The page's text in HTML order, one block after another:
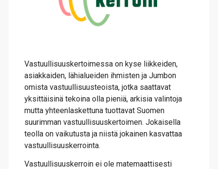
Vastuullisuuskertoimessa on kyse liikkeiden,
asiakkaiden, lähialueiden ihmisten ja Jumbon
omista vastuullisuusteoista, jotka saattavat
yksittäisinä tekoina olla pieniä, arkisia valintoja
mutta yhteenlaskettuna tuottavat Suomen
suurimman vastuullisuuskertoimen. Jokaisella
teolla on vaikutusta ja niistä jokainen kasvattaa
vastuullisuuskerrointa.
Vastuullisuuskerroin ei ole matemaattisesti